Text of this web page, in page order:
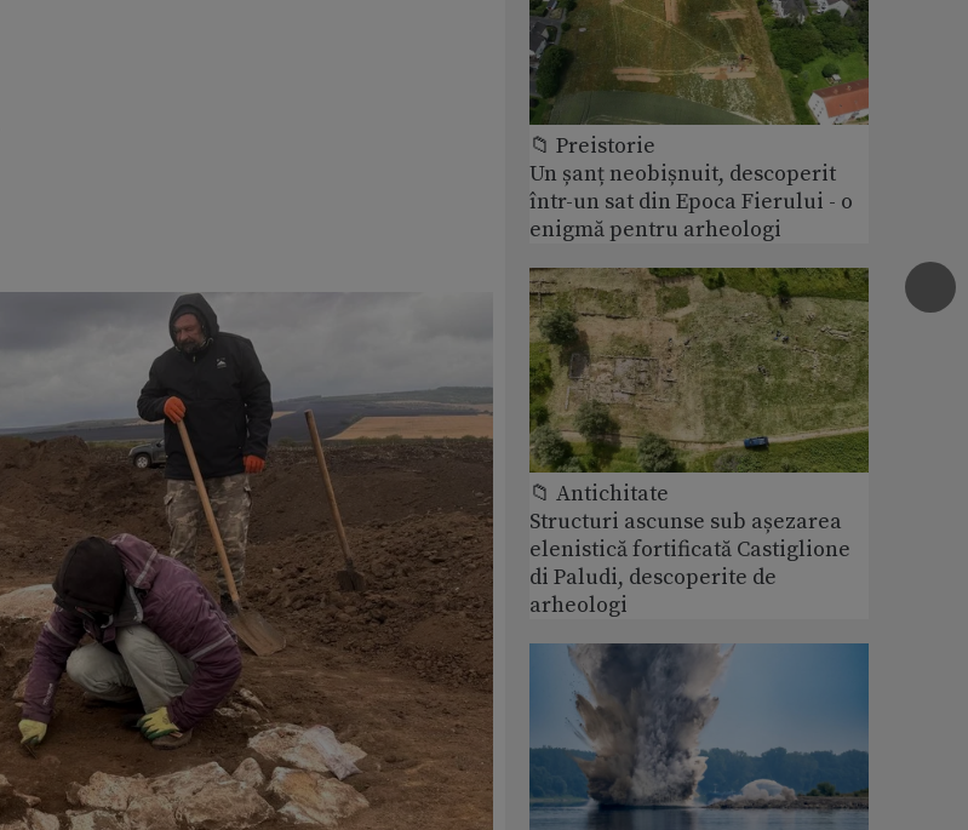
📁 Preistorie
Un șanț neobișnuit, descoperit
într-un sat din Epoca Fierului - o
enigmă pentru arheologi
📁 Antichitate
Structuri ascunse sub așezarea
elenistică fortificată Castiglione
di Paludi, descoperite de
arheologi